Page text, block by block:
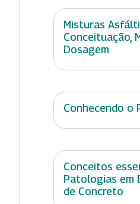
Misturas
Conceituação,
Dosagem
Conhecendo o
Conceitos
Patologias em
de Concreto